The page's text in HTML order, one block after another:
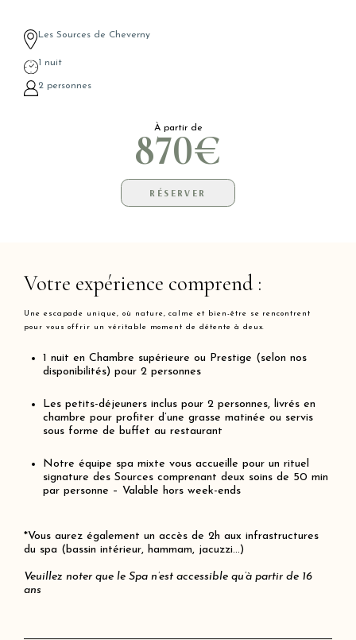
Les Sources de Cheverny
1 nuit
2 personnes
À partir de
870€
RÉSERVER
Votre expérience comprend :
Une escapade unique, où nature, calme et bien-être se rencontrent
pour vous offrir un véritable moment de détente à deux.
1 nuit en Chambre supérieure ou Prestige (selon nos
disponibilités) pour 2 personnes
Les petits-déjeuners inclus pour 2 personnes, livrés en
chambre pour profiter d’une grasse matinée ou servis
sous forme de buffet au restaurant
Notre équipe spa mixte vous accueille pour un rituel
signature des Sources comprenant deux soins de 50 min
par personne – Valable hors week-ends
*Vous aurez également un accès de 2h aux infrastructures
du spa (bassin intérieur, hammam, jacuzzi…)
Veuillez noter que le Spa n’est accessible qu’à partir de 16
ans